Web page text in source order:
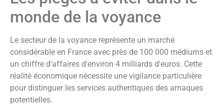
monde de la voyance
Le secteur de la voyance représente un marché
considérable en France avec près de 100 000 médiums et
un chiffre d'affaires d'environ 4 milliards d'euros. Cette
réalité économique nécessite une vigilance particulière
pour distinguer les services authentiques des arnaques
potentielles.